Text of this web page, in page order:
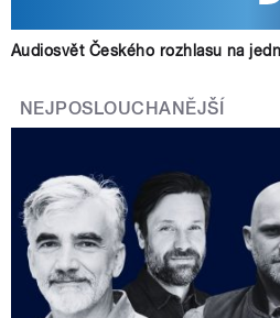
Audiosvět Českého rozhlasu na
NEJPOSLOUCHANĚJŠÍ